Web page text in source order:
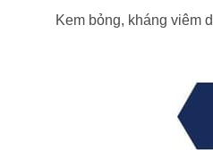
Kem bỏng, kháng viêm